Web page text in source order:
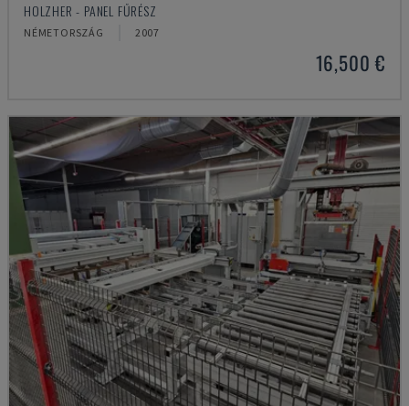
HOLZHER - PANEL FŰRÉSZ
NÉMETORSZÁG 2007
16,500 €